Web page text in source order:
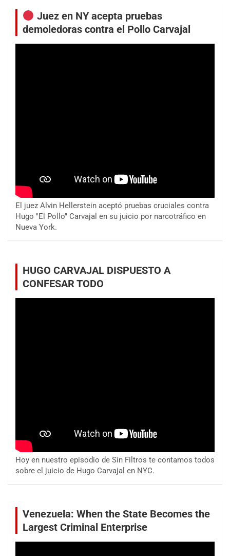
Juez en NY acepta pruebas
demoledoras contra el Pollo Carvajal
El juez Alvin Hellerstein aceptó pruebas cruciales contra
Hugo "El Pollo" Carvajal en su juicio por narcotráfico en
Nueva York.
HUGO CARVAJAL DISPUESTO A
CONFESAR TODO
Hoy en nuestro episodio de Sin Filtros te contamos todos
sobre el juicio de Hugo Carvajal en NYC.
Venezuela: When the State Becomes the
Largest Criminal Enterprise